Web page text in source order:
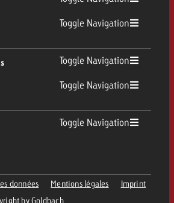
TV
Home
Out of Home
Toggle Navigation
publicitaires Online
Toggle Navigation
Toggle Navigation
Toggle Navigation
by Goldbach
données Mentions légales Imprint